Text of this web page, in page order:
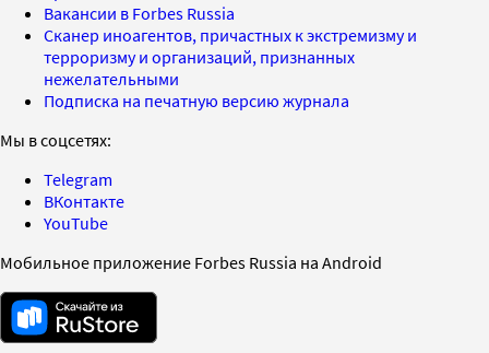
Вакансии в Forbes Russia
Сканер иноагентов, причастных к экстремизму и
терроризму и организаций, признанных
нежелательными
Подписка на печатную версию журнала
Мы в соцсетях:
Telegram
ВКонтакте
YouTube
Мобильное приложение Forbes Russia на Android